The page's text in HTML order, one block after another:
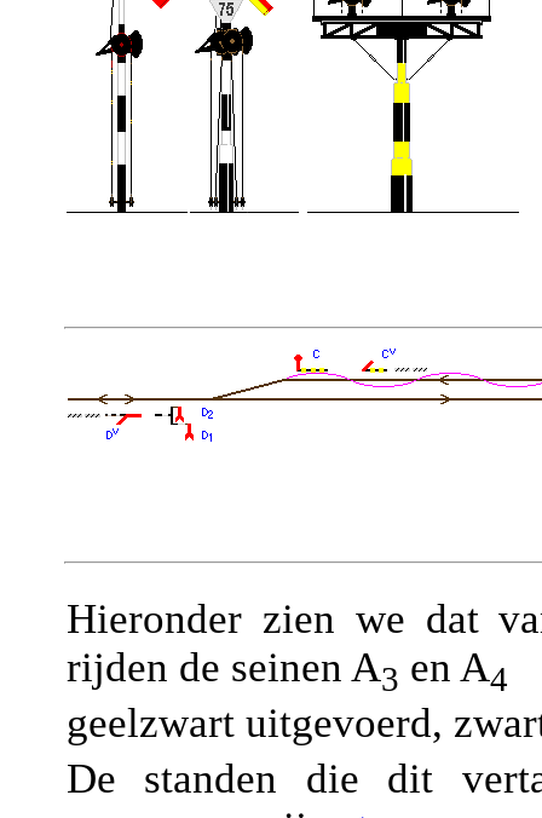
Hieronder zien we dat
rijden de seinen A3 en A4
geelzwart uitgevoerd,
De standen die dit